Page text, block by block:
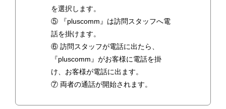
を選択します。
⑤ 『pluscomm』は訪問スタッフへ電
話を掛けます。
⑥ 訪問スタッフが電話に出たら、
『pluscomm』がお客様に電話を掛
け、お客様が電話に出ます。
⑦ 両者の通話が開始されます。